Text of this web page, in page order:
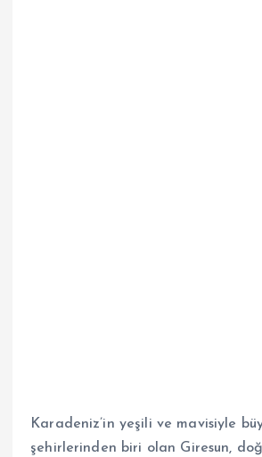
Karadeniz’in yeşili ve mavisiyle
şehirlerinden biri olan Giresun,